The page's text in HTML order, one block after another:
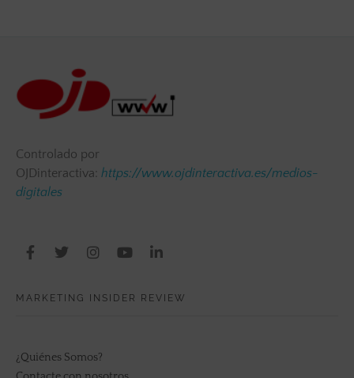
Controlado por
OJDinteractiva: https://www.ojdinteractiva.es/medios-
digitales
MARKETING INSIDER REVIEW
¿Quiénes Somos?